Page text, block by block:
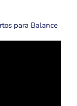
para Balance